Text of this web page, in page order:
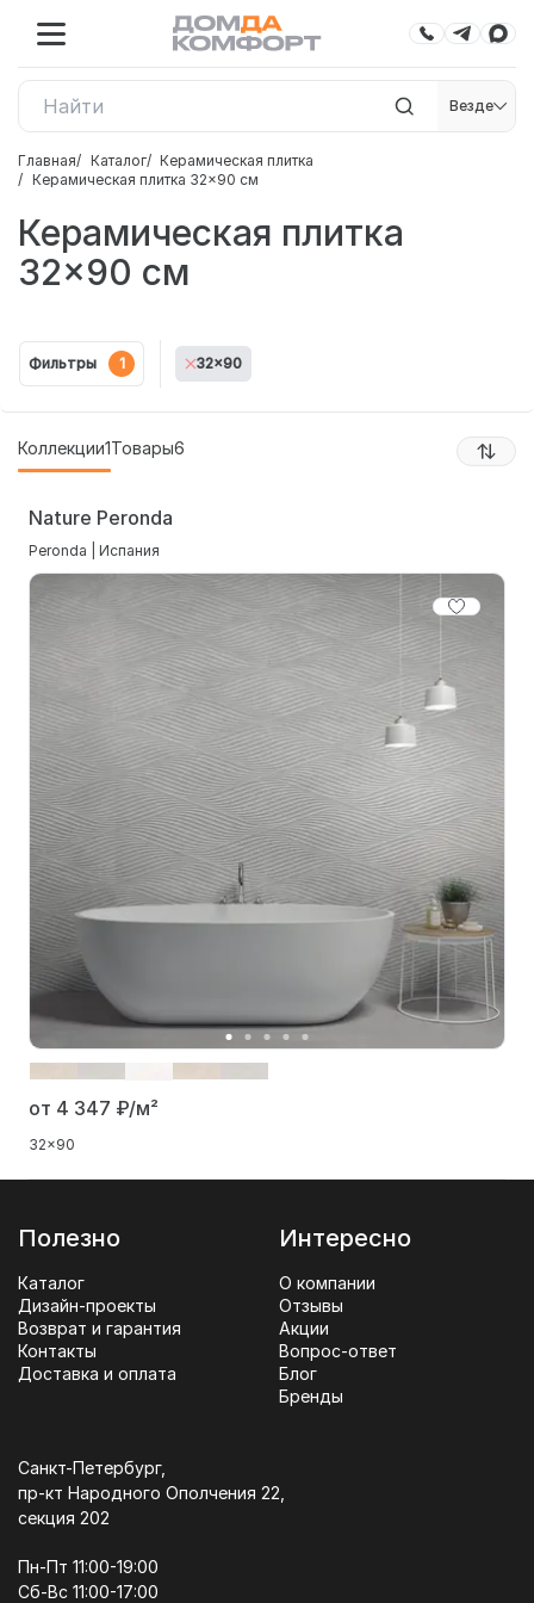
Везде
Главная Каталог
Керамическая плитка
Керамическая плитка 32×90 см
Керамическая плитка
32×90 см
Фильтры 1 32x90
Коллекции1Товары6
Nature Peronda
Peronda | Испания
от 4 347 ₽/м²
32x90
Полезно
Каталог
Дизайн-проекты
Возврат и гарантия
Контакты
Доставка и оплата
Интересно
О компании
Отзывы
Акции
Вопрос-ответ
Блог
Бренды
Санкт-Петербург,
пр-кт Народного Ополчения 22,
секция 202
Пн-Пт 11:00-19:00
Сб-Вс 11:00-17:00